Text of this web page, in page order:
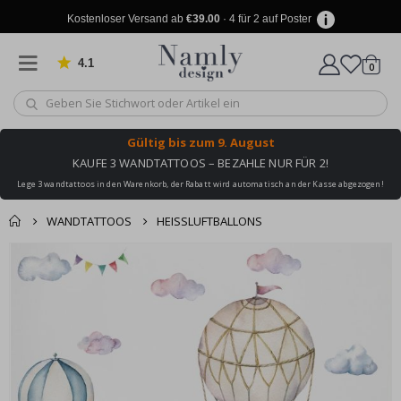
Kostenloser Versand ab €39.00· 4 für 2 auf Poster
4.1 von 1029 Bewertungen
Wagen
0
Gültig bis zum 9. August
KAUFE 3 WANDTATTOOS – BEZAHLE NUR FÜR 2!
Lege 3 wandtattoos in den Warenkorb, der Rabatt wird automatisch an der Kasse abgezogen!
WANDTATTOOS HEISSLUFTBALLONS
Produkt zum
Warenkorb
hinzugefügt ✔️
Kostenloser Versand
erreicht!
Wagen
Ende